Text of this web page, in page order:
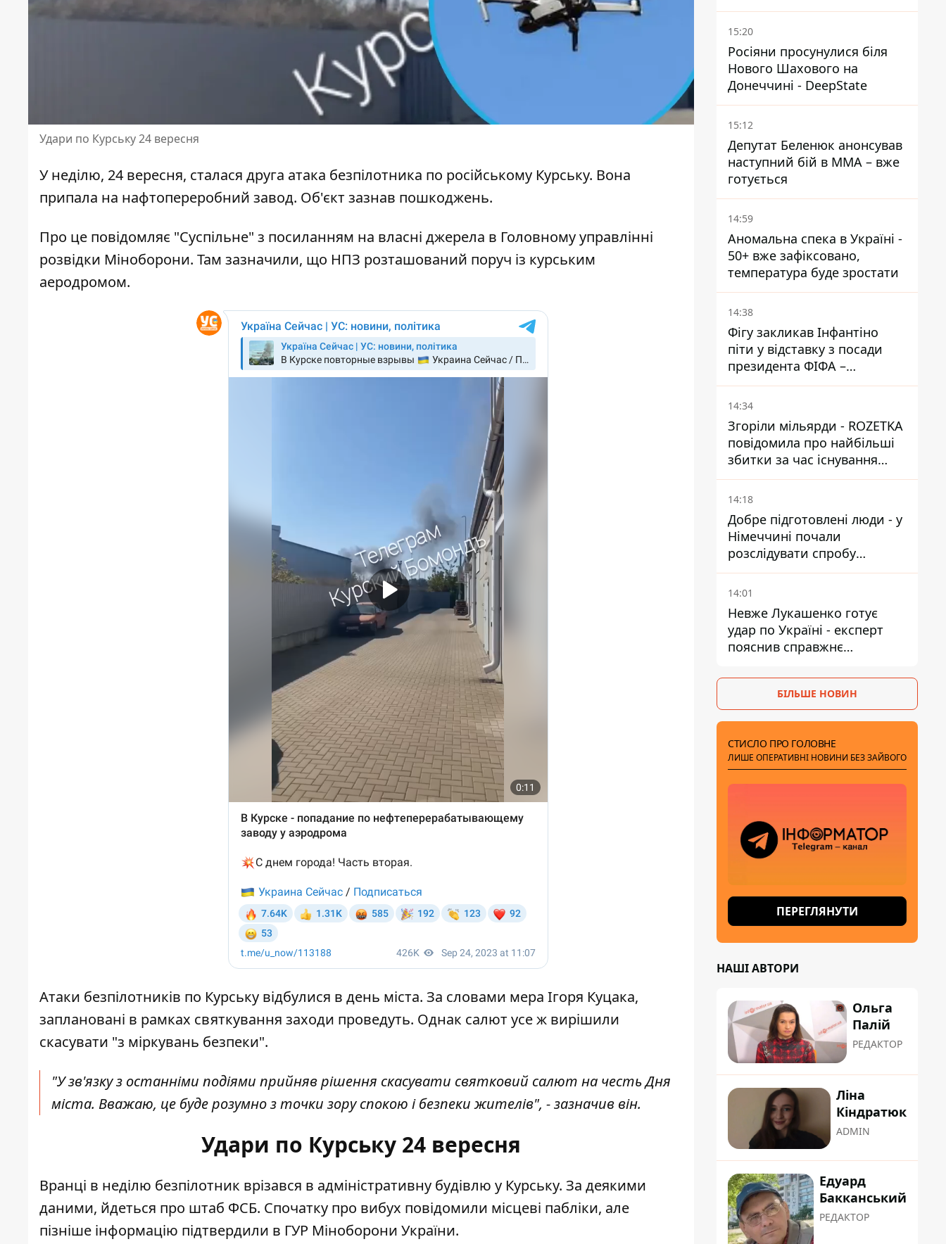
Удари по Курську 24 вересня
У неділю, 24 вересня, сталася друга атака безпілотника по російському Курську. Вона
припала на нафтопереробний завод. Об'єкт зазнав пошкоджень.
Про це повідомляє "Суспільне" з посиланням на власні джерела в Головному управлінні
розвідки Міноборони. Там зазначили, що НПЗ розташований поруч із курським
аеродромом.
Атаки безпілотників по Курську відбулися в день міста. За словами мера Ігоря Куцака,
заплановані в рамках святкування заходи проведуть. Однак салют усе ж вирішили
скасувати "з міркувань безпеки".
"У зв'язку з останніми подіями прийняв рішення скасувати святковий салют на честь Дня
міста. Вважаю, це буде розумно з точки зору спокою і безпеки жителів", - зазначив він.
Удари по Курську 24 вересня
Вранці в неділю безпілотник врізався в адміністративну будівлю у Курську. За деякими
даними, йдеться про штаб ФСБ. Спочатку про вибух повідомили місцеві пабліки, але
пізніше інформацію підтвердили в ГУР Міноборони України.
15:20
Росіяни просунулися біля
Нового Шахового на
Донеччині - DeepState
15:12
Депутат Беленюк анонсував
наступний бій в ММА – вже
готується
14:59
Аномальна спека в Україні -
50+ вже зафіксовано,
температура буде зростати
14:38
Фігу закликав Інфантіно
піти у відставку з посади
президента ФІФА –
врятувати футбол ще не
пізно
14:34
Згоріли мільярди - ROZETKA
повідомила про найбільші
збитки за час існування
компанії
14:18
Добре підготовлені люди - у
Німеччині почали
розслідувати спробу
вдарити дроном по
українському літаку на
14:01
Невже Лукашенко готує
удар по Україні - експерт
пояснив справжнє
гомельської бригади
БІЛЬШЕ НОВИН
СТИСЛО ПРО ГОЛОВНЕ
ЛИШЕ ОПЕРАТИВНІ НОВИНИ БЕЗ ЗАЙВОГО
ПЕРЕГЛЯНУТИ
НАШІ АВТОРИ
Ольга
Палій
РЕДАКТОР
Ліна
Кіндратюк
ADMIN
Едуард
Бакканський
РЕДАКТОР